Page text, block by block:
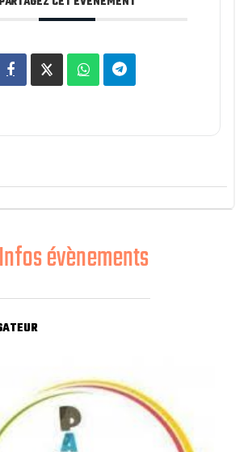
Infos évènements